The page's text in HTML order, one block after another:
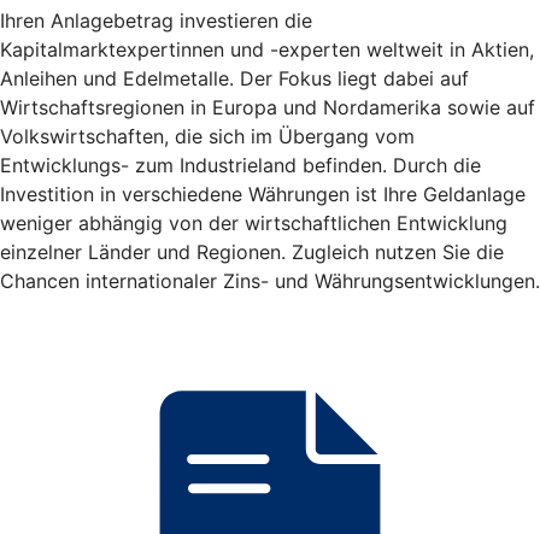
Ihren Anlagebetrag investieren die
Kapitalmarktexpertinnen und -experten weltweit in Aktien,
Anleihen und Edelmetalle. Der Fokus liegt dabei auf
Wirtschaftsregionen in Europa und Nordamerika sowie auf
Volkswirtschaften, die sich im Übergang vom
Entwicklungs- zum Industrieland befinden. Durch die
Investition in verschiedene Währungen ist Ihre Geldanlage
weniger abhängig von der wirtschaftlichen Entwicklung
einzelner Länder und Regionen. Zugleich nutzen Sie die
Chancen internationaler Zins- und Währungsentwicklungen.